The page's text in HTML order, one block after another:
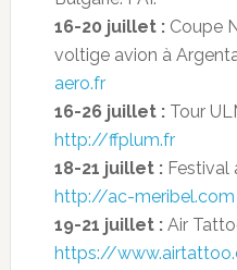
16-20 juillet :Coupe
voltige avion à
aero.fr
16-26 juillet :Tour
http://ffplum.fr
18-21 juillet :Festival
http://ac-meribel.com
19-21 juillet :Air
https://